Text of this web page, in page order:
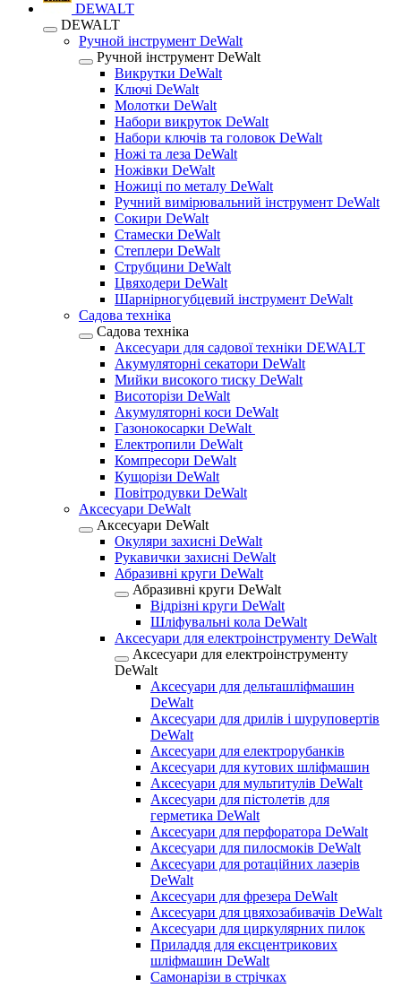
DEWALT
DEWALT
Ручной інструмент DeWalt
Ручной інструмент DeWalt
Викрутки DeWalt
Ключі DeWalt
Молотки DeWalt
Набори викруток DeWalt
Набори ключів та головок DeWalt
Ножі та леза DeWalt
Ножівки DeWalt
Ножиці по металу DeWalt
Ручний вимірювальний інструмент DeWalt
Сокири DeWalt
Стамески DeWalt
Степлери DeWalt
Струбцини DeWalt
Цвяходери DeWalt
Шарнірногубцевий інструмент DeWalt
Садова техніка
Садова техніка
Аксесуари для садової техніки DEWALT
Акумуляторні секатори DeWalt
Мийки високого тиску DeWalt
Висоторізи DeWalt
Акумуляторні коси DeWalt
Газонокосарки DeWalt
Електропили DeWalt
Компресори DeWalt
Кущорізи DeWalt
Повітродувки DeWalt
Аксесуари DeWalt
Аксесуари DeWalt
Окуляри захисні DeWalt
Рукавички захисні DeWalt
Абразивні круги DeWalt
Абразивні круги DeWalt
Відрізні круги DeWalt
Шліфувальні кола DeWalt
Аксесуари для електроінструменту DeWalt
Аксесуари для електроінструменту
DeWalt
Аксесуари для дельташліфмашин
DeWalt
Аксесуари для дрилів і шуруповертів
DeWalt
Аксесуари для електрорубанків
Аксесуари для кутових шліфмашин
Аксесуари для мультитулів DeWalt
Аксесуари для пістолетів для
герметика DeWalt
Аксесуари для перфоратора DeWalt
Аксесуари для пилосмоків DeWalt
Аксесуари для ротаційних лазерів
DeWalt
Аксесуари для фрезера DeWalt
Аксесуари для цвяхозабивачів DeWalt
Аксесуари для циркулярних пилок
Приладдя для ексцентрикових
шліфмашин DeWalt
Самонарізи в стрічках